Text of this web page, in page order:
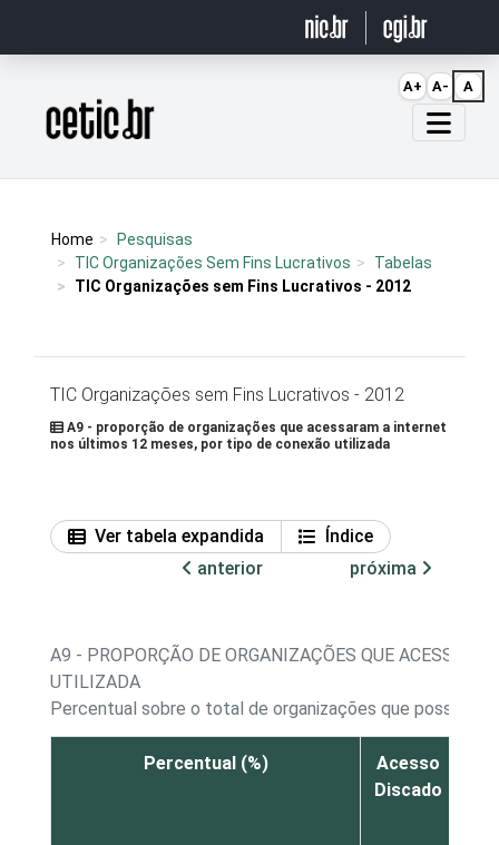
Página inicial
Home
Pesquisas
TIC Organizações Sem Fins Lucrativos
Tabelas
TIC Organizações sem Fins Lucrativos - 2012
TIC Organizações sem Fins Lucrativos - 2012
A9 - proporção de organizações que acessaram a internet
nos últimos 12 meses, por tipo de conexão utilizada
Ver tabela expandida
Índice
anterior
próxima
A9 - PROPORÇÃO DE ORGANIZAÇÕES QUE
UTILIZADA
Percentual sobre o total de organizações que possuem
Percentual (%)
Acesso
Discado
A+ A- A